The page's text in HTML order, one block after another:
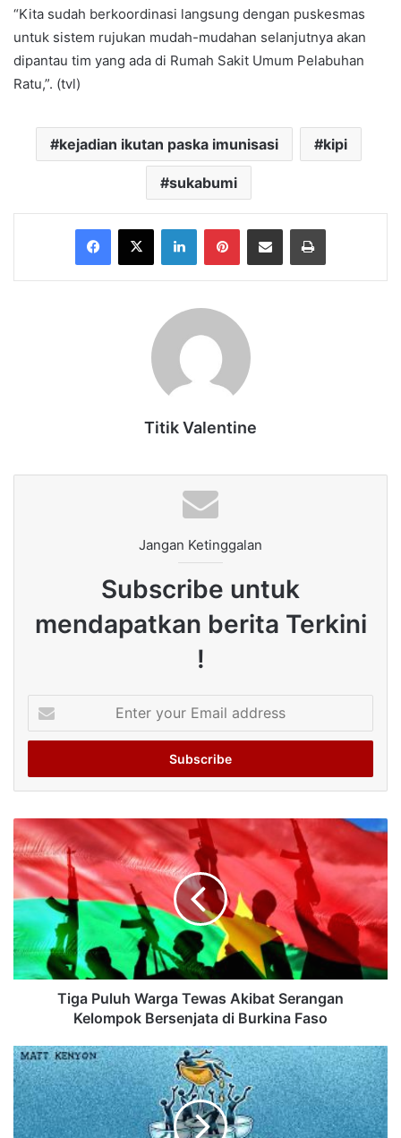
“Kita sudah berkoordinasi langsung dengan puskesmas
untuk sistem rujukan mudah-mudahan selanjutnya akan
dipantau tim yang ada di Rumah Sakit Umum Pelabuhan
Ratu,”. (tvl)
kejadian ikutan paska imunisasi kipi
sukabumi
Facebook
X LinkedInPinterestShare via Email Print
Titik Valentine
Jangan Ketinggalan
Subscribe untuk
mendapatkan berita Terkini
!
your
Email
Tiga Puluh Warga Tewas Akibat Serangan
Kelompok Bersenjata di Burkina Faso